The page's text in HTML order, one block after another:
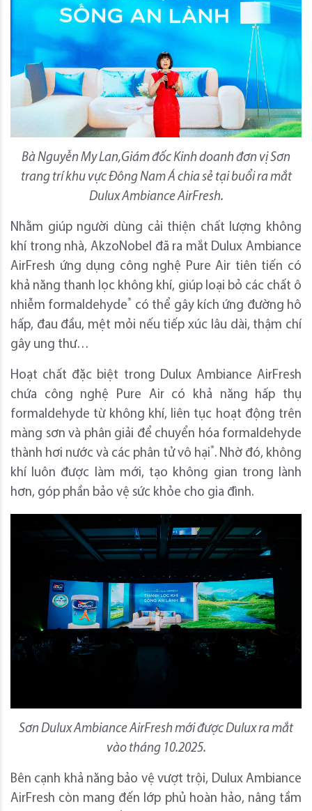
Bà Nguyễn My Lan,Giám đốc Kinh doanh đơn vị Sơn
trang trí khu vực Đông Nam Á chia sẻ tại buổi ra mắt
Dulux Ambiance AirFresh.
Nhằm giúp người dùng cải thiện chất lượng không
khí trong nhà, AkzoNobel đã ra mắt Dulux Ambiance
AirFresh ứng dụng công nghệ Pure Air tiên tiến có
khả năng thanh lọc không khí, giúp loại bỏ các chất ô
nhiễm formaldehyde* có thể gây kích ứng đường hô
hấp, đau đầu, mệt mỏi nếu tiếp xúc lâu dài, thậm chí
gây ung thư…
Hoạt chất đặc biệt trong Dulux Ambiance AirFresh
chứa công nghệ Pure Air có khả năng hấp thụ
formaldehyde từ không khí, liên tục hoạt động trên
màng sơn và phân giải để chuyển hóa formaldehyde
thành hơi nước và các phân tử vô hại*. Nhờ đó, không
khí luôn được làm mới, tạo không gian trong lành
hơn, góp phần bảo vệ sức khỏe cho gia đình.
Sơn Dulux Ambiance AirFresh mới được Dulux ra mắt
vào tháng 10.2025.
Bên cạnh khả năng bảo vệ vượt trội, Dulux Ambiance
AirFresh còn mang đến lớp phủ hoàn hảo, nâng tầm